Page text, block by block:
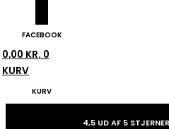
FACEBOOK
0,00 KR. 0
KURV
KURV
4,5 UD AF 5